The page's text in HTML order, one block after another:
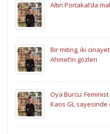
Altın Portakal’da
Bir miting, iki
Ahmet’in gözleri
Oya Burcu:
Kaos GL sayesinde